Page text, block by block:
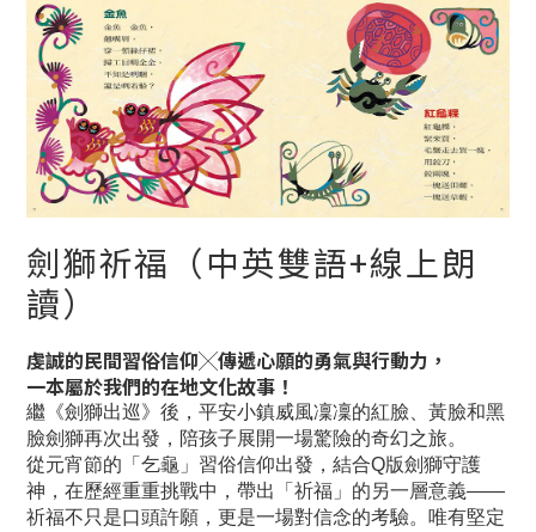
劍獅祈福（中英雙語+線上朗
讀）
虔誠的民間習俗信仰╳傳遞心願的勇氣與行動力，
一本屬於我們的在地文化故事！
繼《劍獅出巡》後，平安小鎮威風凜凜的紅臉、黃臉和黑
臉劍獅再次出發，陪孩子展開一場驚險的奇幻之旅。
從元宵節的「乞龜」習俗信仰出發，結合Q版劍獅守護
神，在歷經重重挑戰中，帶出「祈福」的另一層意義——
祈福不只是口頭許願，更是一場對信念的考驗。唯有堅定